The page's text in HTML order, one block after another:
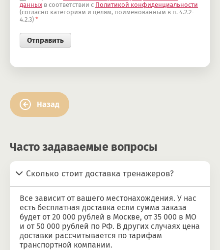
данных в соответствии с Политикой конфиденциальности
(согласно категориям и целям, поименованным в п. 4.2.2-
4.2.3) *
Назад
Часто задаваемые вопросы
Сколько стоит доставка тренажеров?
Все зависит от вашего местонахождения. У нас
есть бесплатная доставка если сумма заказа
будет от 20 000 рублей в Москве, от 35 000 в МО
и от 50 000 рублей по РФ. В других случаях цена
доставки рассчитывается по тарифам
транспортной компании.